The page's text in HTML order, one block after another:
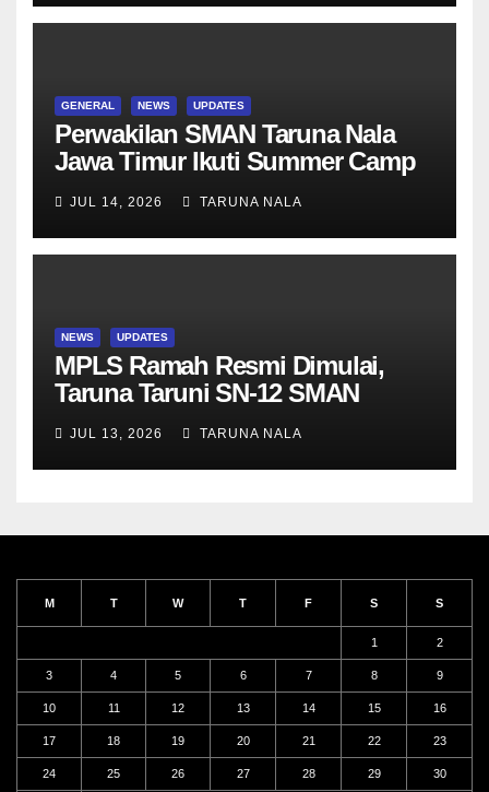
GENERAL NEWS UPDATES
Perwakilan SMAN Taruna Nala
Jawa Timur Ikuti Summer Camp
JUL 14, 2026 TARUNA NALA
NEWS UPDATES
MPLS Ramah Resmi Dimulai,
Taruna Taruni SN-12 SMAN
Menjalani Tahun Ajaran Baru
JUL 13, 2026 TARUNA NALA
M T W T F S S
1 2
3 4 5 6 7 8 9
10 11 12 13 14 15 16
17 18 19 20 21 22 23
24 25 26 27 28 29 30